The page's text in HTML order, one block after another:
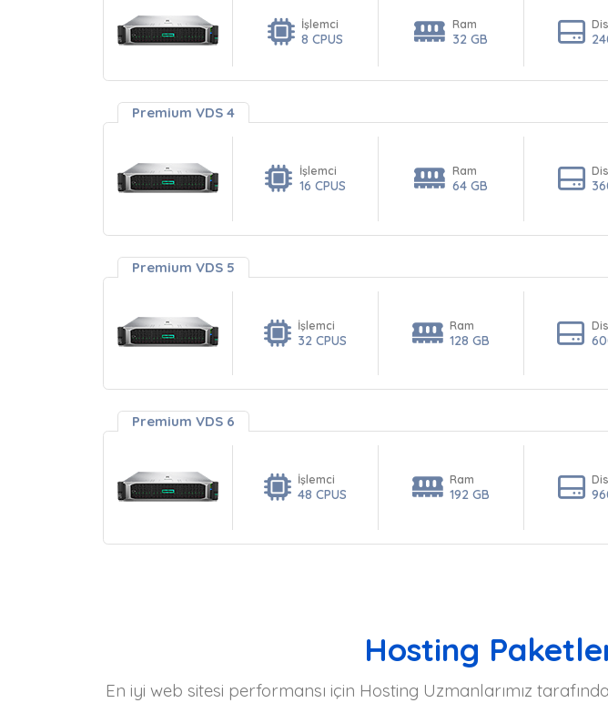
İşlemci
8 CPUS
Ram
32 GB
Premium VDS 4
İşlemci
16 CPUS
Ram
64 GB
Premium VDS 5
İşlemci
32 CPUS
Ram
128 GB
Premium VDS 6
İşlemci
48 CPUS
Ram
192 GB
Hosting
En iyi web sitesi performansı için Hosting Uzmanlarımız